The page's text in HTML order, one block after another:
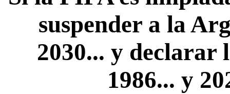
suspender a la
2030... y declarar
1986... y